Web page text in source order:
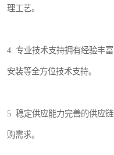
理工艺。
4. 专业技术支持拥有经验丰
安装等全方位技术支持。
5. 稳定供应能力完善的供应
购需求。